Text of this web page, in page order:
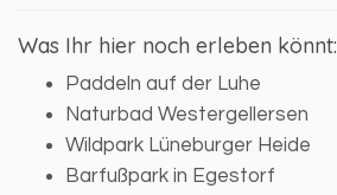
Was Ihr hier noch erleben könnt:
Paddeln auf der Luhe
Naturbad Westergellersen
Wildpark Lüneburger Heide
Barfußpark in Egestorf